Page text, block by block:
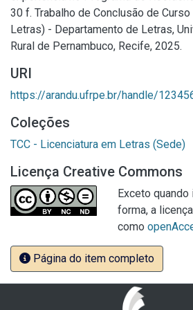
30 f. Trabalho de Conclusão de
Letras) - Departamento de Letras,
Rural de Pernambuco, Recife, 2025.
URI
https://arandu.ufrpe.br/handle/
Coleções
TCC - Licenciatura em Letras (Sede)
Licença Creative Commons
Exceto
forma, a
como
Página do item completo